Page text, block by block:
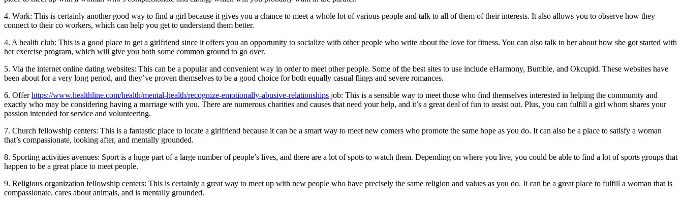
4. Work: This is certainly another good way to find a girl because it gives you a chance to meet a whole lot of various people and talk to all of them of their interests. It also allows you to observe how they
connect to their co workers, which can help you get to understand them better.
4. A health club: This is a good place to get a girlfriend since it offers you an opportunity to socialize with other people who write about the love for fitness. You can also talk to her about how she got started with
her exercise program, which will give you both some common ground to go over.
5. Via the internet online dating websites: This can be a popular and convenient way in order to meet other people. Some of the best sites to use include eHarmony, Bumble, and Okcupid. These websites have
been about for a very long period, and they’ve proven themselves to be a good choice for both equally casual flings and severe romances.
6. Offerhttps://www.healthline.com/health/mental-health/recognize-emotionally-abusive-relationships job: This is a sensible way to meet those who find themselves interested in helping the community and
exactly who may be considering having a marriage with you. There are numerous charities and causes that need your help, and it’s a great deal of fun to assist out. Plus, you can fulfill a girl whom shares your
passion intended for service and volunteering.
7. Church fellowship centers: This is a fantastic place to locate a girlfriend because it can be a smart way to meet new comers who promote the same hope as you do. It can also be a place to satisfy a woman
that’s compassionate, looking after, and mentally grounded.
8. Sporting activities avenues: Sport is a huge part of a large number of people’s lives, and there are a lot of spots to watch them. Depending on where you live, you could be able to find a lot of sports groups that
happen to be a great place to meet people.
9. Religious organization fellowship centers: This is certainly a great way to meet up with new people who have precisely the same religion and values as you do. It can be a great place to fulfill a woman that is
compassionate, cares about animals, and is mentally grounded.